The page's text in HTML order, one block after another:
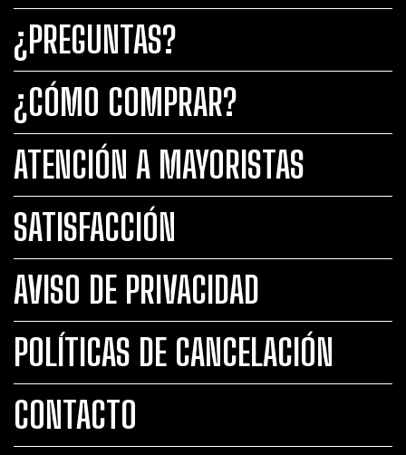
¿PREGUNTAS?
¿CÓMO COMPRAR?
ATENCIÓN A MAYORISTAS
SATISFACCIÓN
AVISO DE PRIVACIDAD
POLÍTICAS DE CANCELACIÓN
CONTACTO